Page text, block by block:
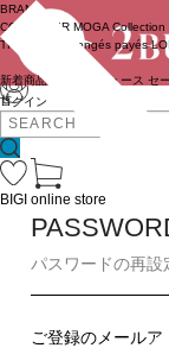
ログイン
BRAND
COUTURIER MOGA Collection
TRISTESSE
congés payés
新着商品 ニュース セ
せ
BIGI online store
パスワードの再設
ご登録のメールア